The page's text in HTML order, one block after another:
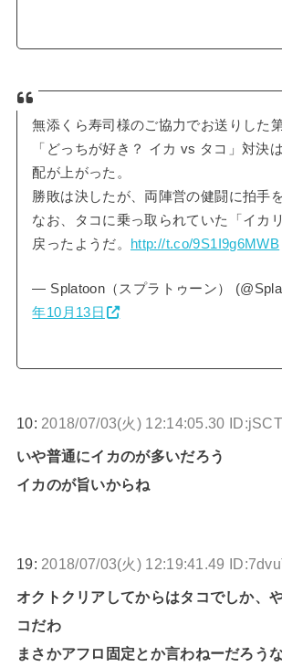
無添くら寿司様のご協力でお送りした
「どっちが好き？ イカ vs タコ」対決
配が上がった。
勝敗は決したが、両陣営の健闘に拍手
なお、タコに乗っ取られていた「イカ
戻ったようだ。
http://t.co/9S1I9g6MWB
— Splatoon（スプラトゥーン）
年10月13日
10: 2018/07/03(火) 12:14:05.30
いや普通にイカのが多いだろう
イカのが旨いからね
19: 2018/07/03(火) 12:19:41.49
オクトクリアしてからはタコでしか、
コだわ
まさかアフロ固定とか言わねーだろう